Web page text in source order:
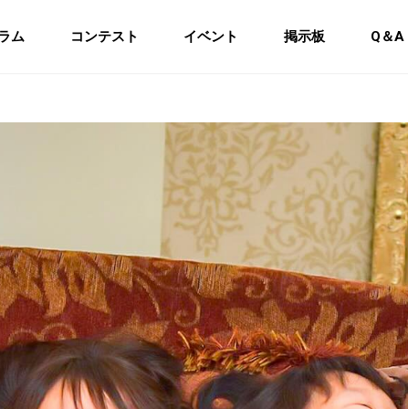
ム コンテスト イベント 掲示板 Q＆A